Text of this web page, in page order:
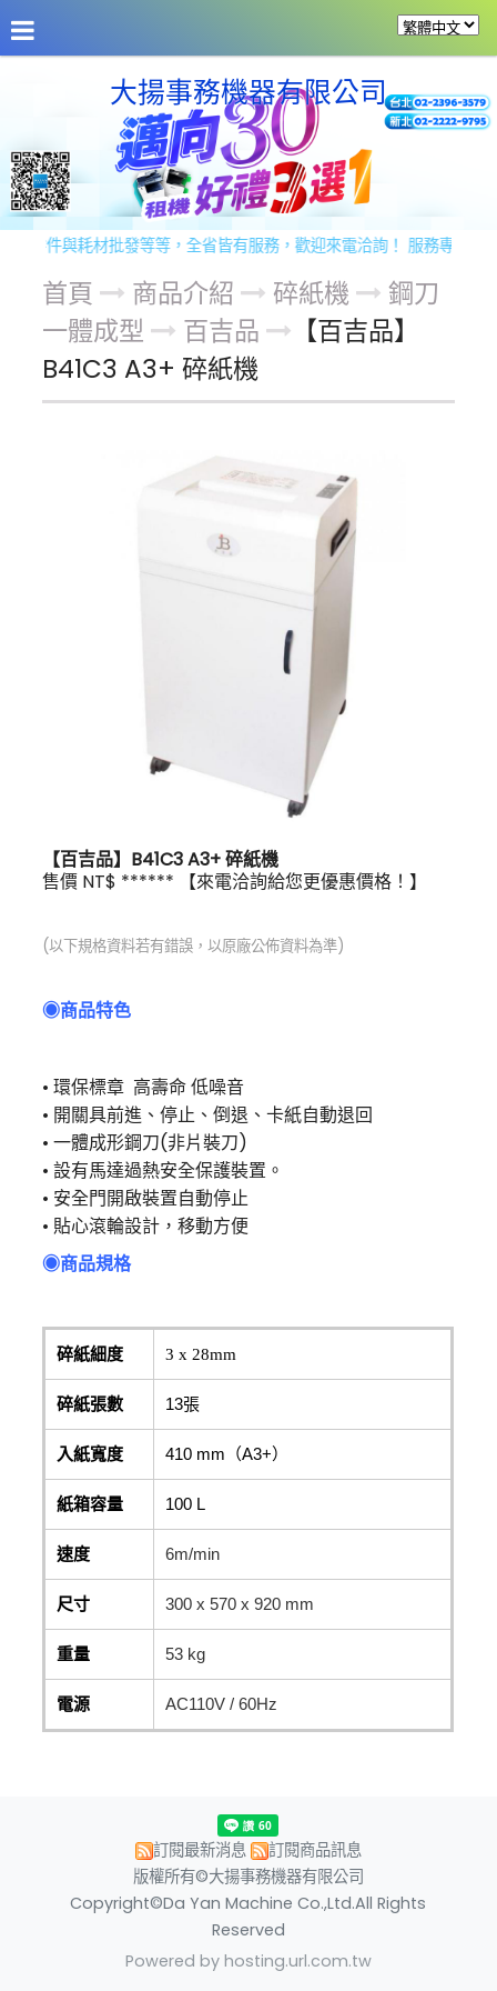
大揚事務機器有限公司
、零件與耗材批發等等，全省皆有服務，歡迎來電洽詢！ 服務專線
首頁 商品介紹 碎紙機
鋼刀
一體成型
百吉品
【百吉品】
B41C3 A3+ 碎紙機
【百吉品】B41C3 A3+ 碎紙機
售價 NT$ ****** 【來電洽詢給您更優惠價格！】
(以下規格資料若有錯誤，以原廠公佈資料為準)
◉商品特色
• 環保標章 高壽命 低噪音
• 開關具前進、停止、倒退、卡紙自動退回
• 一體成形鋼刀(非片裝刀)
• 設有馬達過熱安全保護裝置。
• 安全門開啟裝置自動停止
• 貼心滾輪設計，移動方便
◉商品規格
碎紙細度 3 x 28mm
碎紙張數 13張
入紙寬度 410 mm（A3+）
紙箱容量 100 L
速度 6m/min
尺寸 300 x 570 x 920 mm
重量 53 kg
電源 AC110V / 60Hz
訂閱最新消息
訂閱商品訊息
版權所有©大揚事務機器有限公司
Copyright©Da Yan Machine Co.,Ltd.All Rights
Reserved
Powered by hosting.url.com.tw